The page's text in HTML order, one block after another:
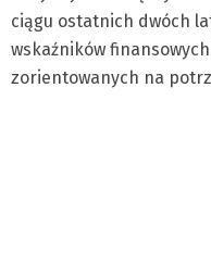
ciągu ostatnich dwóch
wskaźników
zorientowanych na